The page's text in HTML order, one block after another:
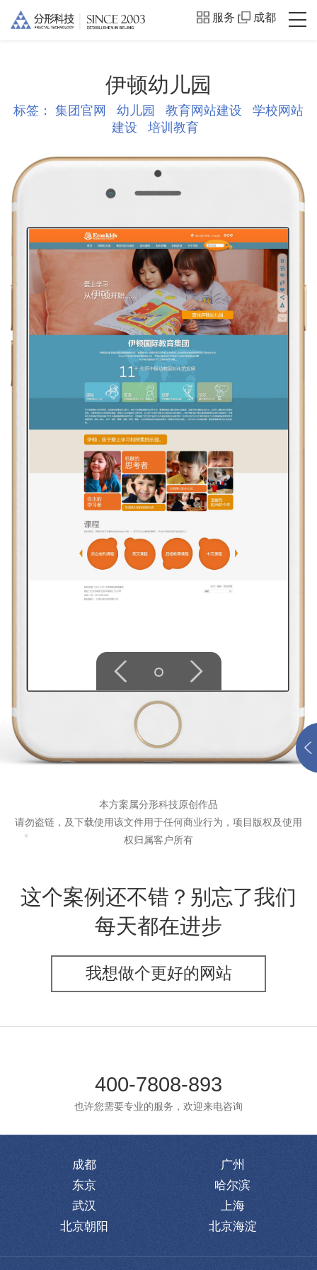
服务 成都
伊顿幼儿园
标签： 集团官网 幼儿园 教育网站建设
学校网站
建设
培训教育
本方案属分形科技原创作品
请勿盗链，及下载使用该文件用于任何商业行为，项目版权及使用
权归属客户所有
这个案例还不错？别忘了我们
每天都在进步
我想做个更好的网站
400-7808-893
也许您需要专业的服务，欢迎来电咨询
成都
广州
东京
哈尔滨
武汉
上海
北京朝阳
北京海淀